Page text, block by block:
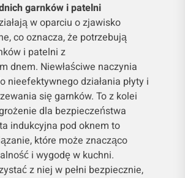
garnków i patelni
w oparciu o zjawisko
co oznacza, że ​​potrzebują
i patelni z
dnem. Niewłaściwe naczynia
nieefektywnego działania płyty i
się garnków. To z kolei
dla bezpieczeństwa
indukcyjna pod oknem to
które może znacząco
i wygodę w kuchni.
z niej w pełni bezpiecznie,